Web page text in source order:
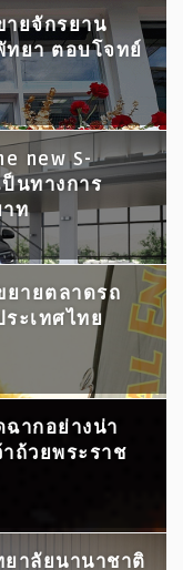
ายจักรยาน
ทยา ตอบโจทย์
new S-
ป็นทางการ
าท
ายตลาดรถ
ะเทศไทย
ากอย่างน่า
ถ้วยพระราช
ยาลัยนานาชาติ